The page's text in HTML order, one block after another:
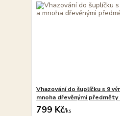
Vhazování do šuplíčku s 9
mnoha dřevěnými předměty
799 Kč/ks